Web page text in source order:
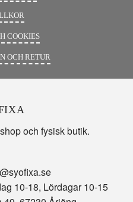
COOKIES
OCH RETUR
och fysisk butik.
10-18, Lördagar 10-15